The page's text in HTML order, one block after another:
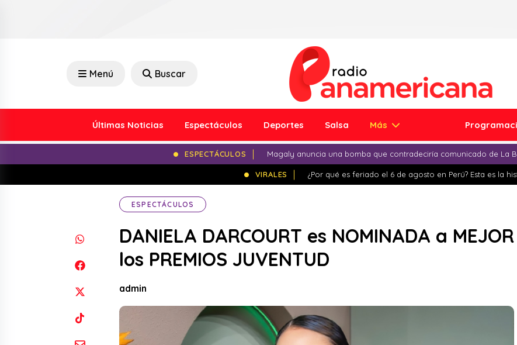
Menú Buscar
Últimas Noticias Espectáculos Deportes Salsa Más
ESPECTÁCULOS Magaly anuncia una bomba que contradeciría comunicado de La
VIRALES ¿Por qué es feriado el 6 de agosto en Perú? Esta es la
ESPECTÁCULOS
DANIELA DARCOURT es NOMINADA a
los PREMIOS JUVENTUD
admin